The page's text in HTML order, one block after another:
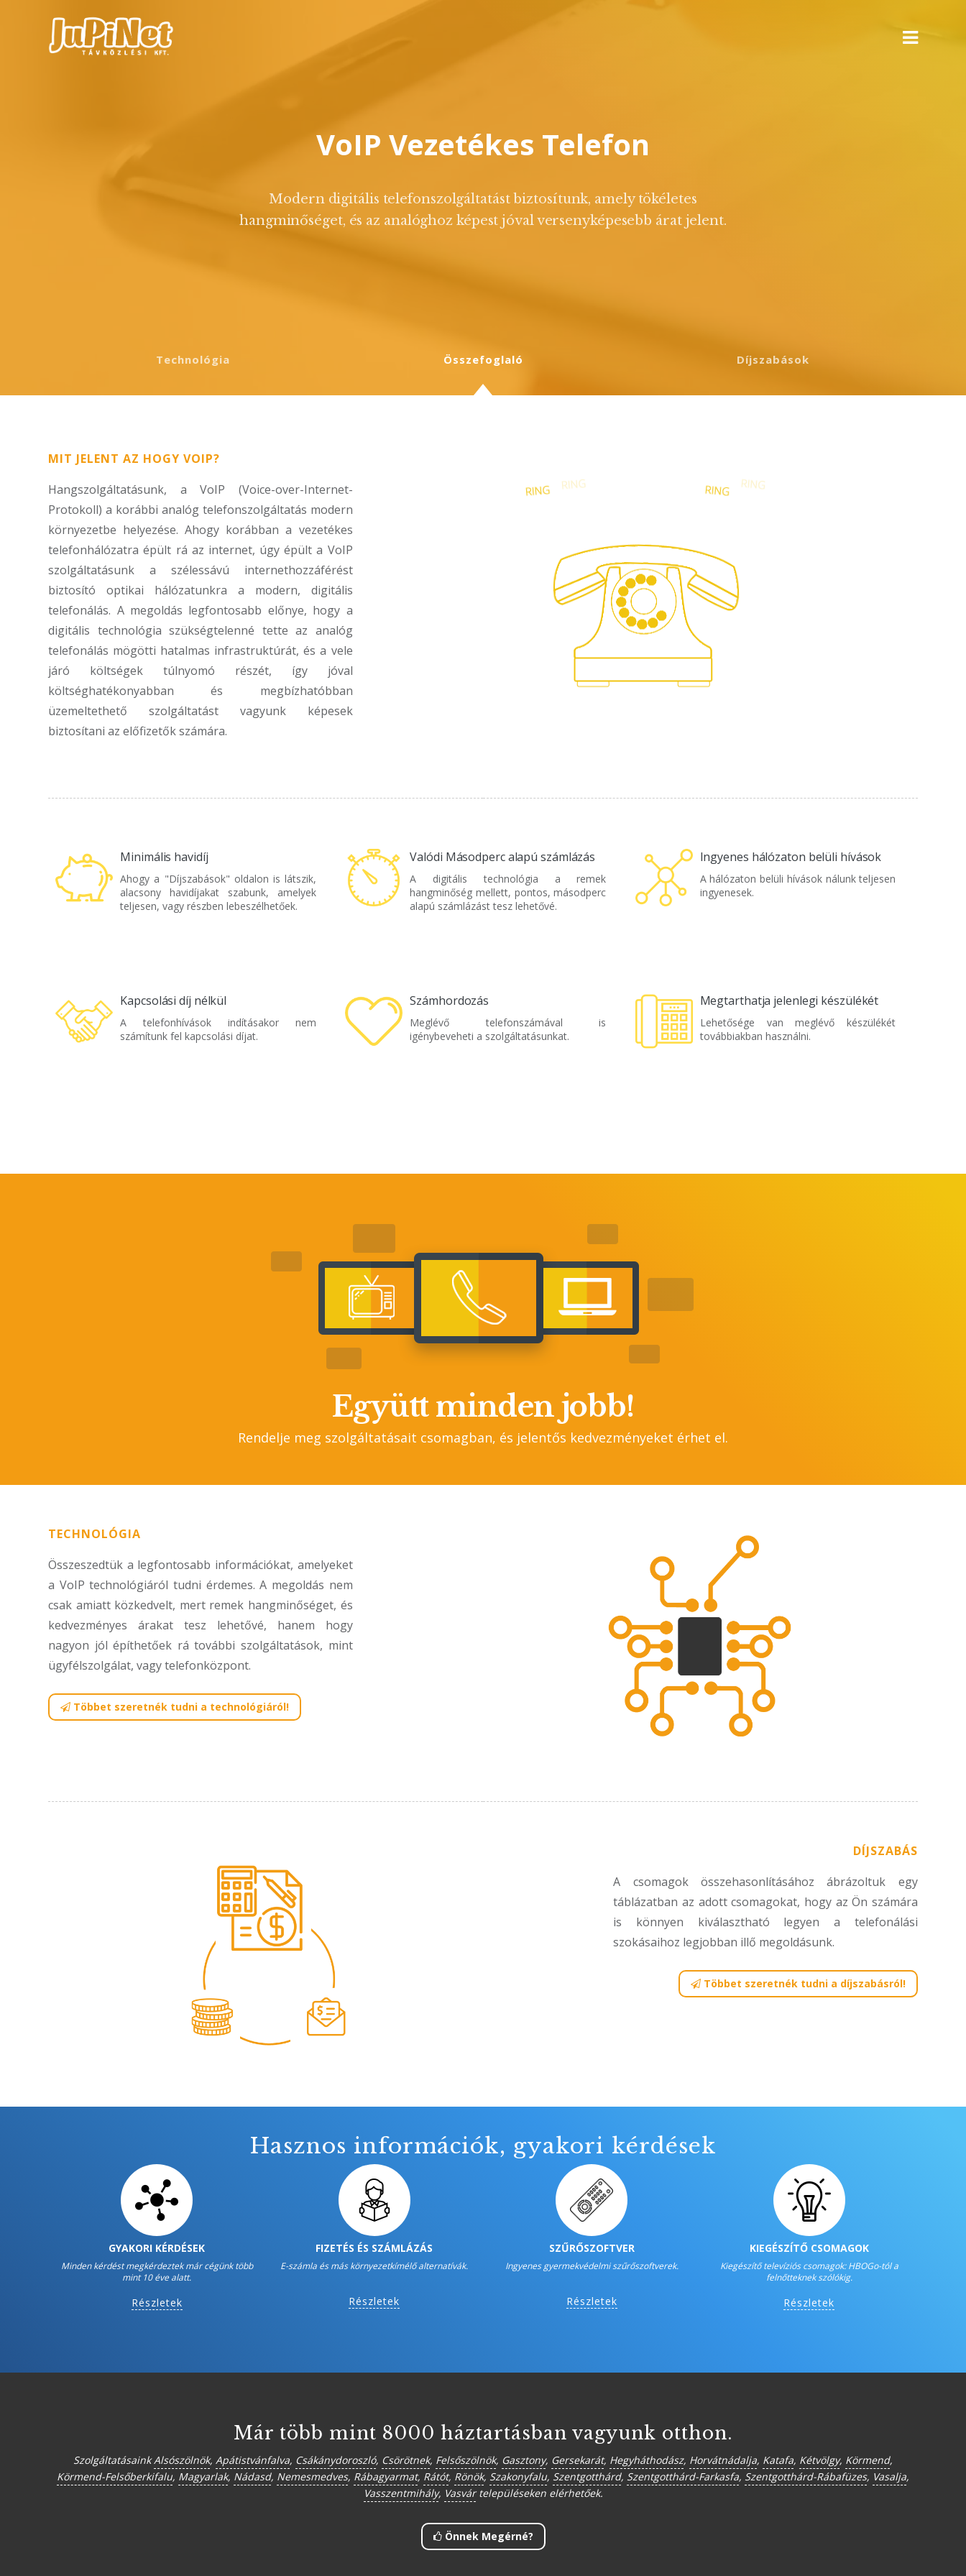
VoIP Vezetékes Telefon
Modern digitális telefonszolgáltatást biztosítunk, amely tökéletes
hangminőséget, és az analóghoz képest jóval versenyképesebb árat jelent.
Technológia Összefoglaló Díjszabások
MIT JELENT AZ HOGY VOIP?
Hangszolgáltatásunk, a VoIP (Voice-over-Internet-
Protokoll) a korábbi analóg telefonszolgáltatás modern
környezetbe helyezése. Ahogy korábban a vezetékes
telefonhálózatra épült rá az internet, úgy épült a VoIP
szolgáltatásunk a szélessávú internethozzáférést
biztosító optikai hálózatunkra a modern, digitális
telefonálás. A megoldás legfontosabb előnye, hogy a
digitális technológia szükségtelenné tette az analóg
telefonálás mögötti hatalmas infrastruktúrát, és a vele
járó költségek túlnyomó részét, így jóval
költséghatékonyabban és megbízhatóbban
üzemeltethető szolgáltatást vagyunk képesek
biztosítani az előfizetők számára.
Minimális havidíj
Ahogy a "Díjszabások" oldalon is látszik,
alacsony havidíjakat szabunk, amelyek
teljesen, vagy részben lebeszélhetőek.
Valódi Másodperc alapú számlázás
A digitális technológia a remek
hangminőség mellett, pontos, másodperc
alapú számlázást tesz lehetővé.
Ingyenes hálózaton belüli hívások
A hálózaton belüli hívások nálunk teljesen
ingyenesek.
Kapcsolási díj nélkül
A telefonhívások indításakor nem
számítunk fel kapcsolási díjat.
Számhordozás
Meglévő telefonszámával is
igénybeveheti a szolgáltatásunkat.
Megtarthatja jelenlegi készülékét
Lehetősége van meglévő készülékét
továbbiakban használni.
Együtt minden jobb!
Rendelje meg szolgáltatásait csomagban, és jelentős kedvezményeket érhet el.
TECHNOLÓGIA
Összeszedtük a legfontosabb információkat, amelyeket
a VoIP technológiáról tudni érdemes. A megoldás nem
csak amiatt közkedvelt, mert remek hangminőséget, és
kedvezményes árakat tesz lehetővé, hanem hogy
nagyon jól építhetőek rá további szolgáltatások, mint
ügyfélszolgálat, vagy telefonközpont.
Többet szeretnék tudni a technológiáról!
DÍJSZABÁS
A csomagok összehasonlításához ábrázoltuk egy
táblázatban az adott csomagokat, hogy az Ön számára
is könnyen kiválasztható legyen a telefonálási
szokásaihoz legjobban illő megoldásunk.
Többet szeretnék tudni a díjszabásról!
Hasznos információk, gyakori kérdések
GYAKORI KÉRDÉSEK
Minden kérdést megkérdeztek már cégünk több
mint 10 éve alatt.
Részletek
FIZETÉS ÉS SZÁMLÁZÁS
E-számla és más környezetkímélő alternatívák.
Részletek
SZŰRŐSZOFTVER
Ingyenes gyermekvédelmi szűrőszoftverek.
Részletek
KIEGÉSZÍTŐ CSOMAGOK
Kiegészítő televíziós csomagok: HBOGo-tól a
felnőtteknek szólókig.
Részletek
Már több mint 8000 háztartásban vagyunk otthon.
SzolgáltatásainkAlsószölnök, Apátistvánfalva, Csákánydoroszló, Csörötnek, Felsőszölnök, Gasztony, Gersekarát, Hegyháthodász, Horvátnádalja, Katafa, Kétvölgy, Körmend,
Körmend-Felsőberkifalu, Magyarlak, Nádasd, Nemesmedves, Rábagyarmat, Rátót, Rönök, Szakonyfalu, Szentgotthárd, Szentgotthárd-Farkasfa, Szentgotthárd-Rábafüzes, Vasalja,
Vasszentmihály, Vasvártelepüléseken elérhetőek.
Önnek Megérné?